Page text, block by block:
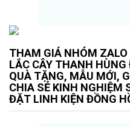
THAM GIÁ NHÓM ZALO
LẮC CÂY THANH
QUÀ TẶNG, MẪU MỚI,
CHIA SẺ KINH NGHIỆM
ĐẶT LINH KIỆN ĐỒNG